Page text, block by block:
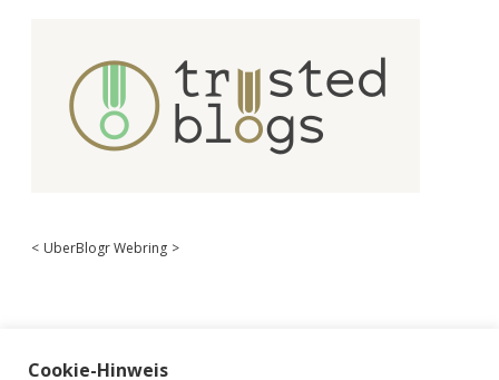
< UberBlogr Webring >
Cookie-Hinweis